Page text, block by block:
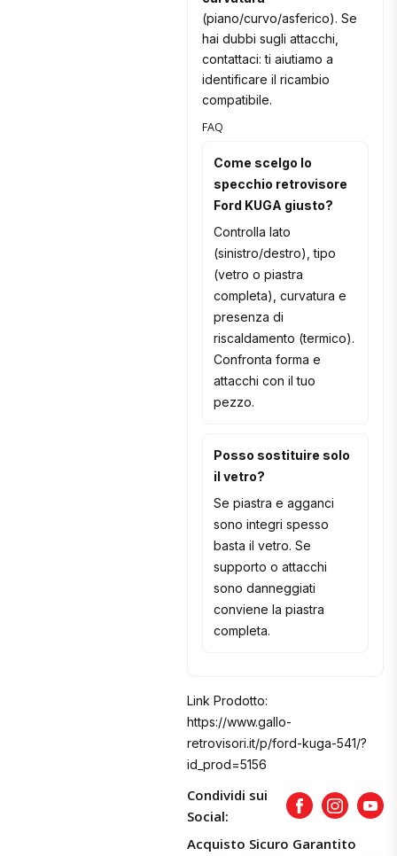
(piano/curvo/asferico). Se
hai dubbi sugli attacchi,
contattaci: ti aiutiamo a
identificare il ricambio
compatibile.
FAQ
Come scelgo lo
specchio retrovisore
Ford KUGA giusto?
Controlla lato
(sinistro/destro), tipo
(vetro o piastra
completa), curvatura e
presenza di
riscaldamento (termico).
Confronta forma e
attacchi con il tuo
pezzo.
Posso sostituire solo
il vetro?
Se piastra e agganci
sono integri spesso
basta il vetro. Se
supporto o attacchi
sono danneggiati
conviene la piastra
completa.
Link Prodotto:
https://www.gallo-
retrovisori.it/p/ford-kuga-541/?
id_prod=5156
Condividi sui
Social:
FacebookInstagram
Acquisto Sicuro Garantito